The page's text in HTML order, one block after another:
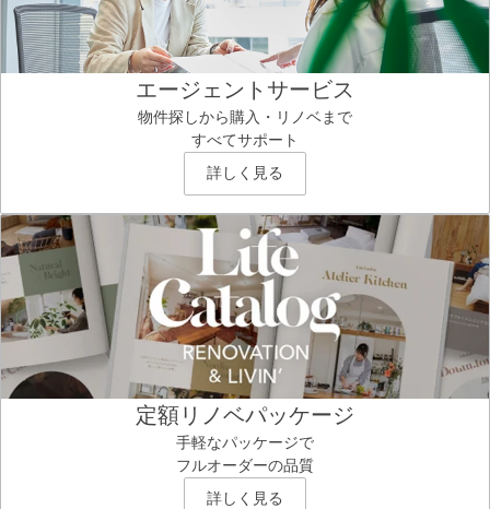
エージェントサービス
物件探しから購入・リノベまで
すべてサポート
詳しく見る
定額リノベパッケージ
手軽なパッケージで
フルオーダーの品質
詳しく見る